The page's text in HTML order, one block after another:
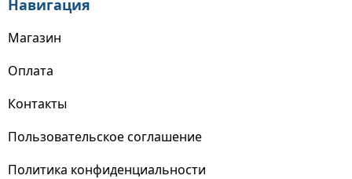
Навигация
Магазин
Оплата
Контакты
Пользовательское соглашение
Политика конфиденциальности